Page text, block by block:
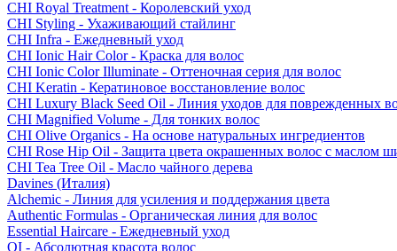
CHI Royal Treatment - Королевский уход
CHI Styling - Ухаживающий стайлинг
CHI Infra - Ежедневный уход
CHI Ionic Hair Color - Краска для волос
CHI Ionic Color Illuminate - Оттеночная серия для волос
CHI Keratin - Кератиновое восстановление волос
CHI Luxury Black Seed Oil - Линия уходов для поврежденных
CHI Magnified Volume - Для тонких волос
CHI Olive Organics - На основе натуральных ингредиентов
CHI Rose Hip Oil - Защита цвета окрашенных волос с маслом
CHI Tea Tree Oil - Масло чайного дерева
Davines (Италия)
Alchemic - Линия для усиления и поддержания цвета
Authentic Formulas - Органическая линия для волос
Essential Haircare - Eжедневный уход
OI - Абсолютная красота волос